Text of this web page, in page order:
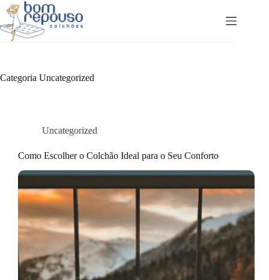
Pular
para
o
conteúdo
Categoria Uncategorized
Uncategorized
Como Escolher o Colchão Ideal para o Seu Conforto